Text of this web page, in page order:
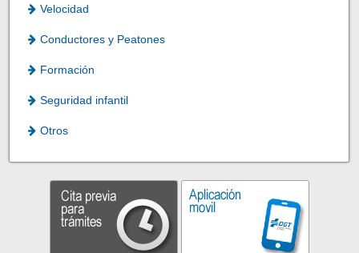
Velocidad
Conductores y Peatones
Formación
Seguridad infantil
Otros